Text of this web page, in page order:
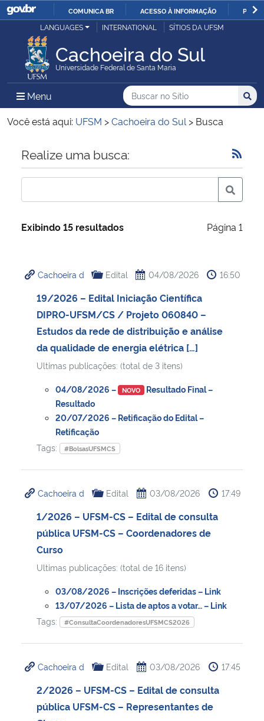
IR
O
COMUNICA BR ACESSO À INFORMAÇÃO
Ministério da Justiça e Segurança Pública
Ministério da Defesa
Ministério das Relações Exteriores
Ministério da Economia
Ministério da Infraestrutura
Ministério da Cidadania
Ministério de Minas e Energia
Ministério da Ciência, Tecnologia, Inovações e Comunicações
Ministério do Meio Ambiente
Ministério do Turismo
Controladoria-Geral da União
Secretaria-Geral
Secretaria de Governo
Gabinete de Segurança Institucional
LANGUAGES INTERNATIONAL SÍTIOS DA UFSM
Cachoeira do Sul
Universidade Federal de Santa Maria
Menu Menu Principal do Sítio
Busca
Buscar no no Sítio
Busca:
Você está aqui: UFSM >Cachoeira do Sul > Busca
Início do conteúdo
Realize uma busca:
Exibindo 15 resultados Página 1
Cachoeira d Edital 04/08/2026 16:50
19/2026 – Edital Iniciação Científica
DIPRO-UFSM/CS / Projeto 060840 –
Estudos da rede de distribuição e análise
da qualidade de energia elétrica […]
Ultimas publicações: (total de 3 itens)
04/08/2026 – NOVO Resultado Final –
Resultado
20/07/2026 – Retificação do Edital –
Retificação
Tags:
#BolsasUFSMCS
Cachoeira d Edital 03/08/2026 17:49
1/2026 – UFSM-CS – Edital de consulta
pública UFSM-CS – Coordenadores de
Curso
Ultimas publicações: (total de 16 itens)
03/08/2026 – Inscrições deferidas – Link
13/07/2026 – Lista de aptos a votar… – Link
Tags:
#ConsultaCoordenadoresUFSMCS2026
Cachoeira d Edital 03/08/2026 17:45
2/2026 – UFSM-CS – Edital de consulta
pública UFSM-CS – Representantes de